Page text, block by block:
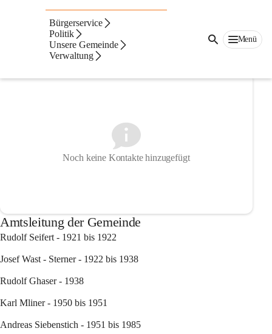
Bürgerservice
Politik
Unsere Gemeinde
Verwaltung
Menü
Gemeindeamt
Gemeindebedienstete
Noch keine Kontakte hinzugefügt
Amtsleitung der Gemeinde
Rudolf Seifert - 1921 bis 1922
Josef Wast - Sterner - 1922 bis 1938
Rudolf Ghaser - 1938
Karl Mliner - 1950 bis 1951
Andreas Siebenstich - 1951 bis 1985